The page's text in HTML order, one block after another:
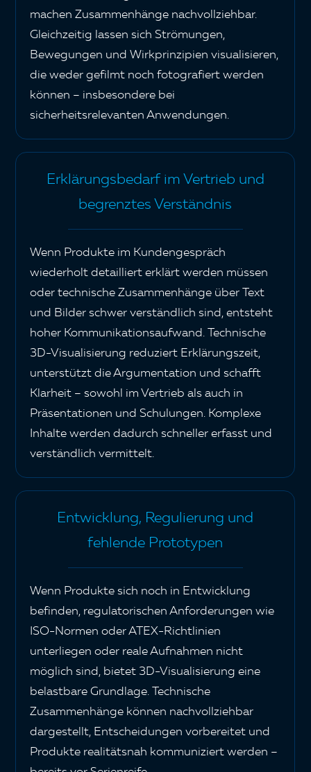
machen Zusammenhänge nachvollziehbar.
Gleichzeitig lassen sich Strömungen,
Bewegungen und Wirkprinzipien visualisieren,
die weder gefilmt noch fotografiert werden
können – insbesondere bei
sicherheitsrelevanten Anwendungen.
Erklärungsbedarf im Vertrieb und
begrenztes Verständnis
Wenn Produkte im Kundengespräch
wiederholt detailliert erklärt werden müssen
oder technische Zusammenhänge über Text
und Bilder schwer verständlich sind, entsteht
hoher Kommunikationsaufwand. Technische
3D-Visualisierung reduziert Erklärungszeit,
unterstützt die Argumentation und schafft
Klarheit – sowohl im Vertrieb als auch in
Präsentationen und Schulungen. Komplexe
Inhalte werden dadurch schneller erfasst und
verständlich vermittelt.
Entwicklung, Regulierung und
fehlende Prototypen
Wenn Produkte sich noch in Entwicklung
befinden, regulatorischen Anforderungen wie
ISO-Normen oderATEX-Richtlinien
unterliegen oder reale Aufnahmen nicht
möglich sind, bietet 3D-Visualisierung eine
belastbare Grundlage. Technische
Zusammenhänge können nachvollziehbar
dargestellt, Entscheidungen vorbereitet und
Produkte realitätsnah kommuniziert werden –